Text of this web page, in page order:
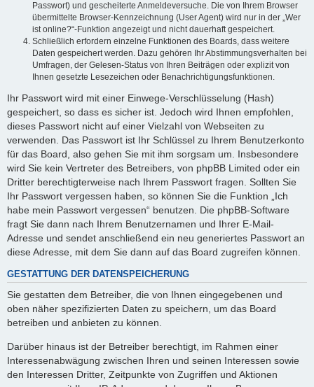
Passwort) und gescheiterte Anmeldeversuche. Die von Ihrem Browser
übermittelte Browser-Kennzeichnung (User Agent) wird nur in der „Wer
ist online?“-Funktion angezeigt und nicht dauerhaft gespeichert.
Schließlich erfordern einzelne Funktionen des Boards, dass weitere
Daten gespeichert werden. Dazu gehören Ihr Abstimmungsverhalten bei
Umfragen, der Gelesen-Status von Ihren Beiträgen oder explizit von
Ihnen gesetzte Lesezeichen oder Benachrichtigungsfunktionen.
Ihr Passwort wird mit einer Einwege-Verschlüsselung (Hash)
gespeichert, so dass es sicher ist. Jedoch wird Ihnen empfohlen,
dieses Passwort nicht auf einer Vielzahl von Webseiten zu
verwenden. Das Passwort ist Ihr Schlüssel zu Ihrem Benutzerkonto
für das Board, also gehen Sie mit ihm sorgsam um. Insbesondere
wird Sie kein Vertreter des Betreibers, von phpBB Limited oder ein
Dritter berechtigterweise nach Ihrem Passwort fragen. Sollten Sie
Ihr Passwort vergessen haben, so können Sie die Funktion „Ich
habe mein Passwort vergessen“ benutzen. Die phpBB-Software
fragt Sie dann nach Ihrem Benutzernamen und Ihrer E-Mail-
Adresse und sendet anschließend ein neu generiertes Passwort an
diese Adresse, mit dem Sie dann auf das Board zugreifen können.
GESTATTUNG DER DATENSPEICHERUNG
Sie gestatten dem Betreiber, die von Ihnen eingegebenen und
oben näher spezifizierten Daten zu speichern, um das Board
betreiben und anbieten zu können.
Darüber hinaus ist der Betreiber berechtigt, im Rahmen einer
Interessenabwägung zwischen Ihren und seinen Interessen sowie
den Interessen Dritter, Zeitpunkte von Zugriffen und Aktionen